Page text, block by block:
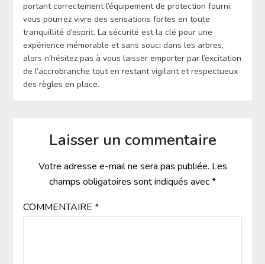
portant correctement l’équipement de protection fourni,
vous pourrez vivre des sensations fortes en toute
tranquillité d’esprit. La sécurité est la clé pour une
expérience mémorable et sans souci dans les arbres,
alors n’hésitez pas à vous laisser emporter par l’excitation
de l’accrobranche tout en restant vigilant et respectueux
des règles en place.
Laisser un commentaire
Votre adresse e-mail ne sera pas publiée. Les
champs obligatoires sont indiqués avec*
COMMENTAIRE *